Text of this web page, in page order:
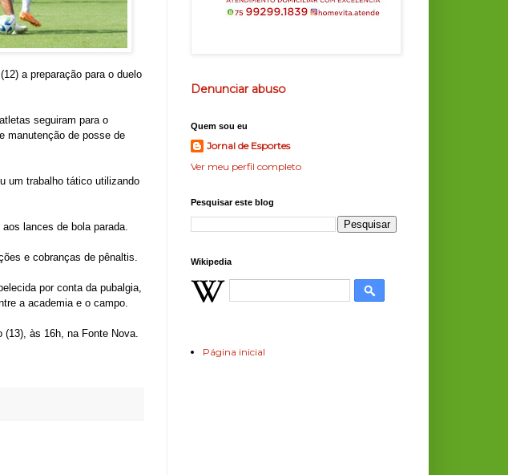
a preparação para o duelo
seguiram para o
manutenção de posse de
um trabalho tático utilizando
lances de bola parada.
e cobranças de pênaltis.
por conta da pubalgia,
a academia e o campo.
às 16h, na Fonte Nova.
Denunciar abuso
Quem sou eu
Jornal de Esportes
Ver meu perfil completo
Pesquisar este blog
Wikipedia
Página inicial